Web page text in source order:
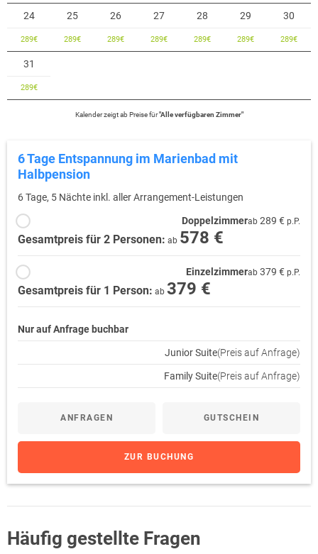
24
289€
25
289€
26
289€
27
289€
28
289€
29
289€
30
289€
31
289€
Kalender zeigtab Preise für"Alle verfügbaren Zimmer"
6 Tage Entspannung im Marienbad mit
Halbpension
6 Tage, 5 Nächte inkl. aller Arrangement-Leistungen
Doppelzimmerab 289 € p.P.
Gesamtpreis für 2 Personen: ab 578 €
Einzelzimmerab 379 € p.P.
Gesamtpreis für 1 Person: ab 379 €
Nur auf Anfrage buchbar
Junior Suite(Preis auf Anfrage)
Family Suite(Preis auf Anfrage)
ANFRAGEN GUTSCHEIN
ZUR BUCHUNG
Häufig gestellte Fragen